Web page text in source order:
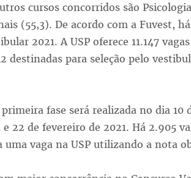
cursos concorridos são
(55,3). De acordo com a Fuvest,
2021. A USP oferece 11.147
destinadas para seleção pelo
fase será realizada no dia 10
e 22 de fevereiro de 2021. Há 2.905
uma vaga na USP utilizando a nota